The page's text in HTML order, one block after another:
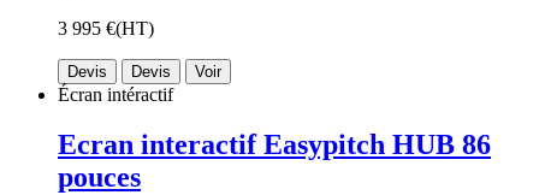
3 995 €(HT)
Devis Devis Voir
Écran intéractif
Ecran interactif Easypitch HUB 86
pouces